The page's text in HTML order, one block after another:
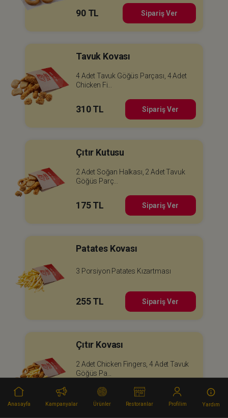
90 TL Sipariş Ver
Tavuk Kovası
4 Adet Tavuk Göğüs Parçası, 4 Adet
Chicken Fi...
310 TL Sipariş Ver
Çıtır Kutusu
2 Adet Soğan Halkası, 2 Adet Tavuk
Göğüs Parç...
175 TL Sipariş Ver
Patates Kovası
3 Porsiyon Patates Kızartması
255 TL Sipariş Ver
Çıtır Kovası
2 Adet Chicken Fingers, 4 Adet Tavuk
Göğüs Pa...
320 TL Sipariş Ver
Anasayfa Kampanyalar Ürünler Restoranlar Profilim Yardım